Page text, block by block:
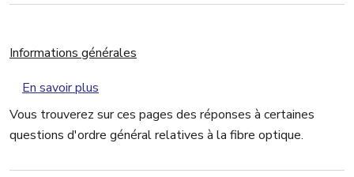
Informations générales
En savoir plus
Vous trouverez sur ces pages des réponses à certaines
questions d'ordre général relatives à la fibre optique.